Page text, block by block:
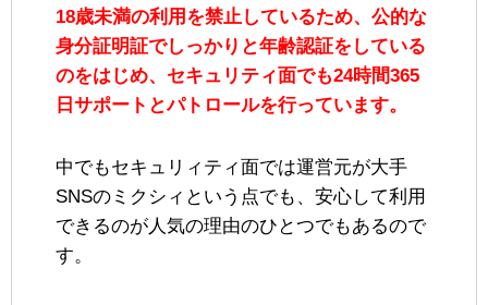
18歳未満の利用を禁止しているため、公的な
身分証明証でしっかりと年齢認証をしている
のをはじめ、セキュリティ面でも24時間365
日サポートとパトロールを行っています。
中でもセキュリィティ面では運営元が大手
SNSのミクシィという点でも、安心して利用
できるのが人気の理由のひとつでもあるので
す。